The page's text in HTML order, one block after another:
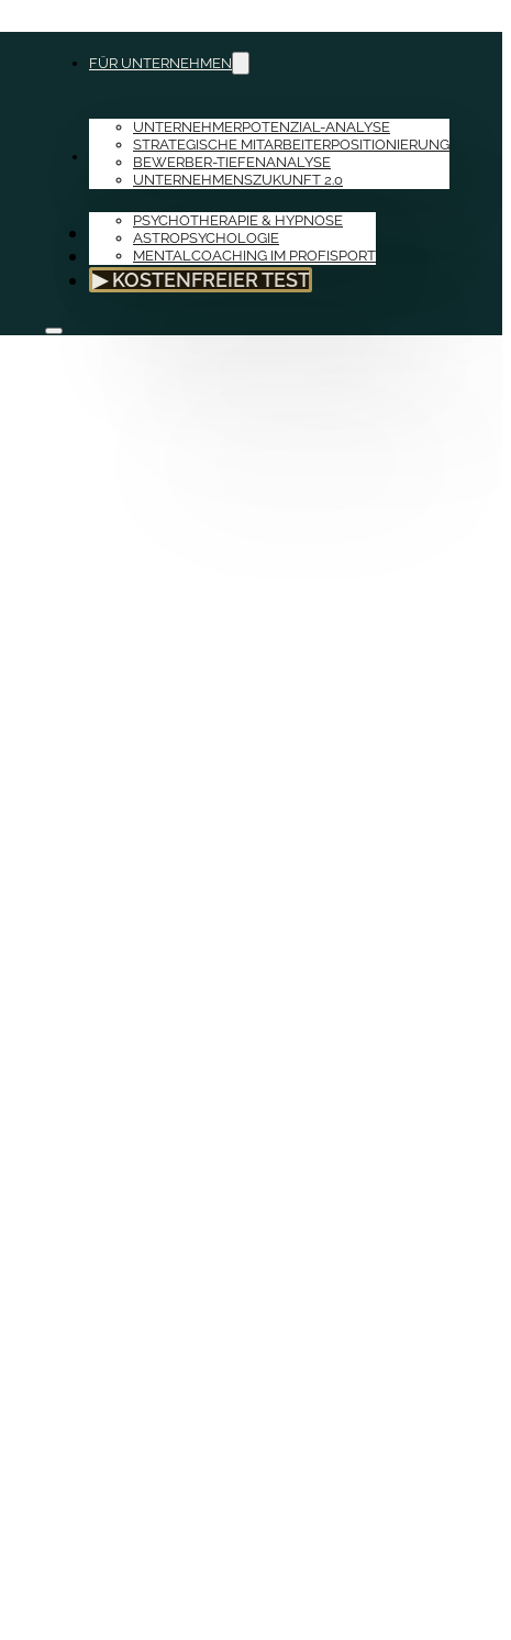
FÜR UNTERNEHMEN
UNTERNEHMERPOTENZIAL-ANALYSE
STRATEGISCHE MITARBEITERPOSITIONIERUNG
BEWERBER-TIEFENANALYSE
UNTERNEHMENSZUKUNFT 2.0
FÜR PRIVATPERSONEN
PSYCHOTHERAPIE & HYPNOSE
ASTROPSYCHOLOGIE
MENTALCOACHING IM PROFISPORT
ÜBER MICH
TERMINE & KONTAKT
▶ KOSTENFREIER TEST